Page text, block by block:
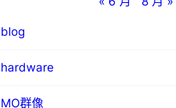
blog
hardware
MO群像